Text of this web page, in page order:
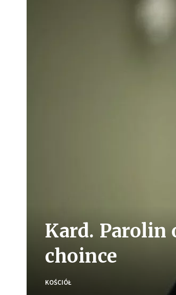
Kard. Parolin
choince
KOŚCIÓŁ